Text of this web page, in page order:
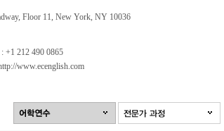
Floor 11, New York, NY 10036
: +1 212 490 0865
www.ecenglish.com